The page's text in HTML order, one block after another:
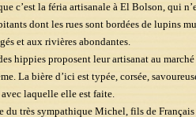
c’est la féria artisanale à El Bolson, qui
dont les rues sont bordées de lupins
et aux rivières abondantes.
hippies proposent leur artisanat au
La bière d’ici est typée, corsée,
laquelle elle est faite.
du très sympathique Michel, fils de